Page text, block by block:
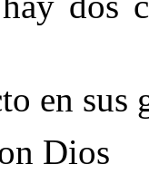
en sus
Dios